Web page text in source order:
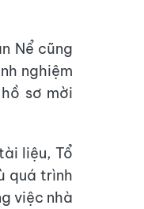
Nể cũng
nghiệm
sơ mời
liệu, Tổ
quá trình
việc nhà